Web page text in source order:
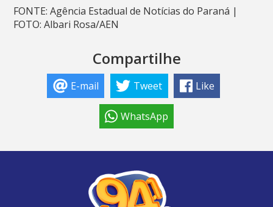
FONTE: Agência Estadual de Notícias do Paraná |
FOTO: Albari Rosa/AEN
Compartilhe
E-mail Tweet Like
WhatsApp